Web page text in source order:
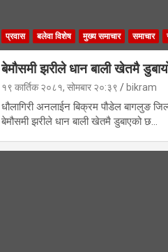
प्रवास बलेवा विशेष मुख्य समाचार समाचार
बेमौसमी झरीले धान बाली खेतमै
१९ कार्तिक २०८१, सोमबार २०:३९ bikram
धौलागिरी अनलाईन बिक्रम पौडेल बागलुङ
बेमौसमी झरीले धान बाली खेतमै डुबाएको छ…